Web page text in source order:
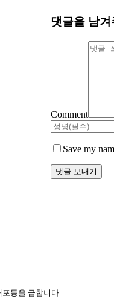
댓글을 남겨
Comment
Save my
등을 금합니다.